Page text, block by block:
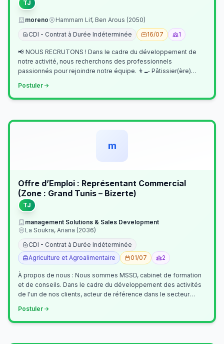
TJ
moreno
Hammam Lif, Ben Arous (2050)
CDI - Contrat à Durée Indéterminée
16/07 1
📢 NOUS RECRUTONS ! Dans le cadre du développement de
notre activité, nous recherchons des professionnels
passionnés pour rejoindre notre équipe. 👨‍🍳 Pâtissier(ère)
Postuler
m
Offre d’Emploi : Représentant Commercial
(Zone : Grand Tunis – Bizerte)
TJ
management Solutions & Sales Development
La Soukra, Ariana (2036)
CDI - Contrat à Durée Indéterminée
Agriculture et Agroalimentaire
01/07 2
À propos de nous : Nous sommes MSSD, cabinet de formation
et de conseils. Dans le cadre du développement des activités
de l'un de nos clients, acteur de référence dans le secteur
Postuler